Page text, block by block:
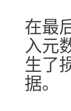
在最
入元
生了
据。